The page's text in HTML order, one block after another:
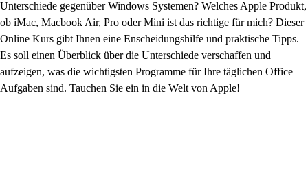
Unterschiede gegenüber Windows Systemen? Welches Apple Produkt,
ob iMac, Macbook Air, Pro oder Mini ist das richtige für mich? Dieser
Online Kurs gibt Ihnen eine Enscheidungshilfe und praktische Tipps.
Es soll einen Überblick über die Unterschiede verschaffen und
aufzeigen, was die wichtigsten Programme für Ihre täglichen Office
Aufgaben sind. Tauchen Sie ein in die Welt von Apple!